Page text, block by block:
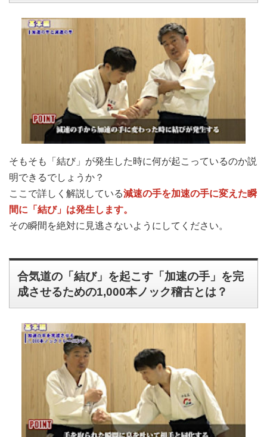
そもそも「結び」が発生した時に何が起こっているのか説
明できるでしょうか？
ここで詳しく解説している減速の手を加速の手に変えた瞬
間に「結び」は発生します。
その瞬間を絶対に見逃さないようにしてください。
合気道の「結び」を起こす「加速の手」を完
成させるための1,000本ノック稽古とは？